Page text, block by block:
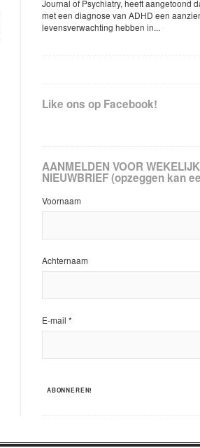
Journal of Psychiatry, heeft aangetoond
met een diagnose van ADHD een
levensverwachting hebben in...
Like ons op Facebook!
AANMELDEN VOOR
NIEUWBRIEF (opzeggen kan
Voornaam
Achternaam
E-mail *